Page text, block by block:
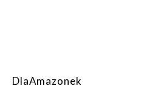
DlaAmazonek